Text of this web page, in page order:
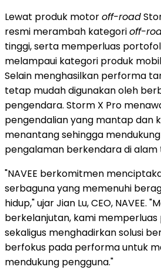
Lewat produk motoroff-road
resmi merambah kategorioff-
tinggi, serta memperluas
melampaui kategori produk
Selain menghasilkan performa
tetap mudah digunakan oleh
pengendara. Storm X Pro
pengendalian yang mantap dan
menantang sehingga
pengalaman berkendara di alam
"NAVEE berkomitmen
serbaguna yang memenuhi
hidup," ujarJian Lu, CEO, NAVEE.
berkelanjutan, kami
sekaligus menghadirkan solusi
berfokus pada performa untuk
mendukung pengguna."